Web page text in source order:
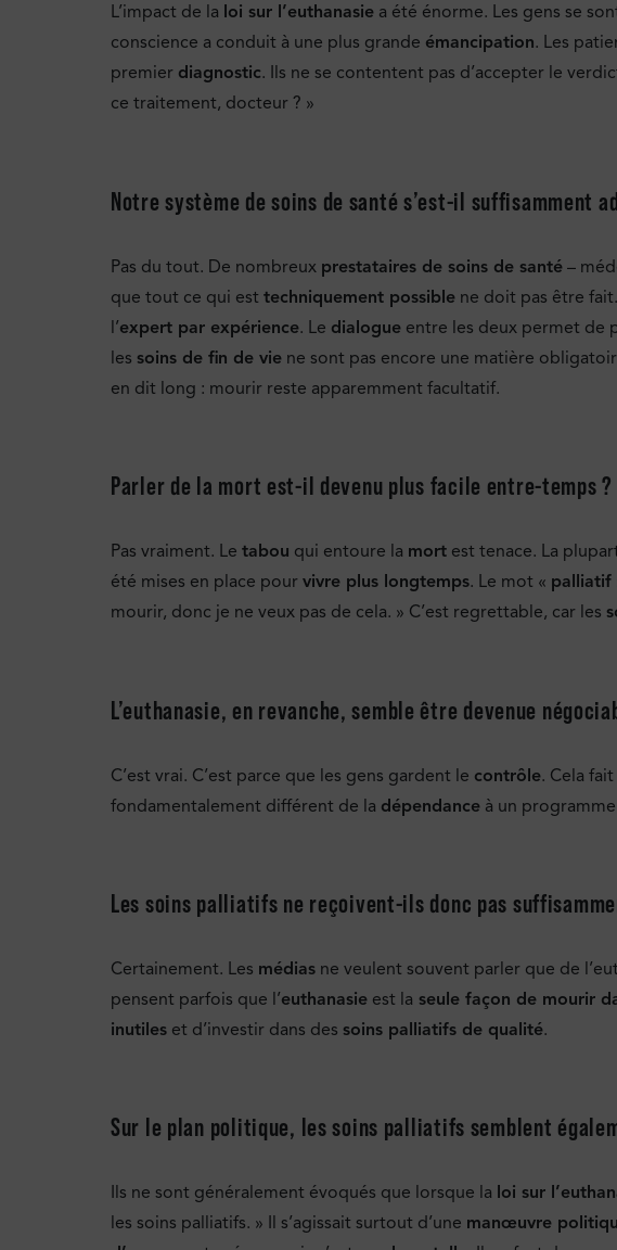
L’impact de la loi sur l’euthanasie a été énorme. Les gens se
conscience a conduit à une plus grande émancipation. Les
premier diagnostic. Ils ne se contentent pas d’accepter le
ce traitement, docteur ? »
Notre système de soins de santé s’est-il suffisamment
Pas du tout. De nombreux prestataires de soins de santé –
que tout ce qui est techniquement possible ne doit pas être
l’expert par expérience. Le dialogue entre les deux permet de
les soins de fin de vie ne sont pas encore une matière
en dit long : mourir reste apparemment facultatif.
Parler de la mort est-il devenu plus facile entre-temps ?
Pas vraiment. Le tabou qui entoure la mort est tenace. La
été mises en place pour vivre plus longtemps. Le mot « palliatif
mourir, donc je ne veux pas de cela. » C’est regrettable, car les
L’euthanasie, en revanche, semble être devenue
C’est vrai. C’est parce que les gens gardent le contrôle. Cela
fondamentalement différent de la dépendance à un
Les soins palliatifs ne reçoivent-ils donc pas
Certainement. Les médias ne veulent souvent parler que de
pensent parfois que l’euthanasie est la seule façon de mourir
inutiles et d’investir dans des soins palliatifs de qualité.
Sur le plan politique, les soins palliatifs semblent
Ils ne sont généralement évoqués que lorsque la loi sur
les soins palliatifs. » Il s’agissait surtout d’une manœuvre